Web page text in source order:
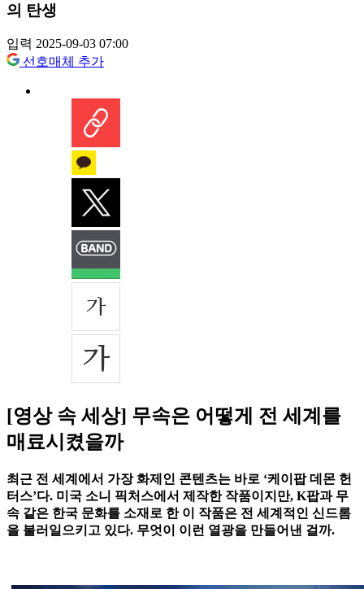
의 탄생
입력 2025-09-03 07:00
선호매체 추가
[영상 속 세상] 무속은 어떻게 전 세계를
매료시켰을까
최근 전 세계에서 가장 화제인 콘텐츠는 바로 ‘케이팝 데몬 헌
터스’다. 미국 소니 픽처스에서 제작한 작품이지만, K팝과 무
속 같은 한국 문화를 소재로 한 이 작품은 전 세계적인 신드롬
을 불러일으키고 있다. 무엇이 이런 열광을 만들어낸 걸까.